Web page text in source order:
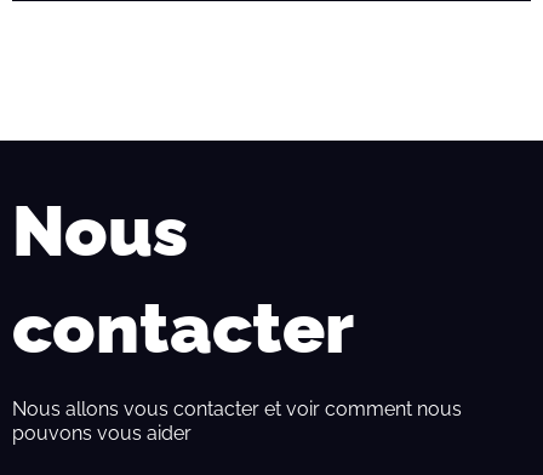
Nous
contacter
Nous allons vous contacter et voir comment nous
pouvons vous aider